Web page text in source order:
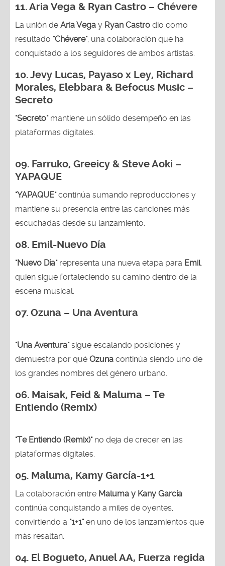
11. Aria Vega & Ryan Castro – Chévere
La unión de Aria Vega y Ryan Castro dio como
resultado "Chévere", una colaboración que ha
conquistado a los seguidores de ambos artistas.
10. Jevy Lucas, Payaso x Ley, Richard
Morales, Elebbara & Befocus Music –
Secreto
"Secreto"mantiene un sólido desempeño en las
plataformas digitales.
09. Farruko, Greeicy & Steve Aoki –
YAPAQUE
"YAPAQUE"continúa sumando reproducciones y
mantiene su presencia entre las canciones más
escuchadas desde su lanzamiento.
08. Emil-Nuevo Día
"Nuevo Día"representa una nueva etapa para Emil,
quien sigue fortaleciendo su camino dentro de la
escena musical.
07. Ozuna – Una Aventura
"Una Aventura"sigue escalando posiciones y
demuestra por qué Ozuna continúa siendo uno de
los grandes nombres del género urbano.
06. Maisak, Feid & Maluma – Te
Entiendo (Remix)
"Te Entiendo (Remix)"no deja de crecer en las
plataformas digitales.
05. Maluma, Kamy García-1+1
La colaboración entre Maluma y Kany García
continúa conquistando a miles de oyentes,
convirtiendo a "1+1"en uno de los lanzamientos que
más resaltan.
04. El Bogueto, Anuel AA, Fuerza regida